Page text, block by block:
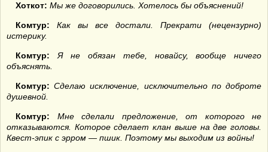
Хоткот: Мы же договорились. Хотелось бы объяснений!
Комтур:
Как вы все достали. Прекрати (нецензурно)
истерику.
Комтур:
Я не обязан тебе, новайсу, вообще ничего
объяснять.
Комтур: Сделаю исключение, исключительно по доброте
душевной.
Комтур:
Мне сделали предложение, от которого не
отказываются. Которое сделает клан выше на две головы.
Квест-эпик с эрром — пшик. Поэтому мы выходим из войны!